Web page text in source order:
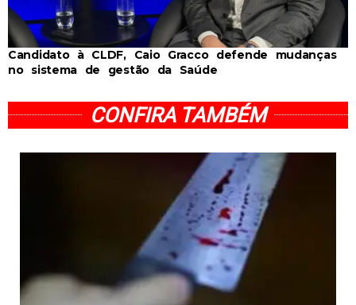
Candidato à CLDF, Caio Gracco defende mudanças
no sistema de gestão da Saúde
CONFIRA TAMBÉM